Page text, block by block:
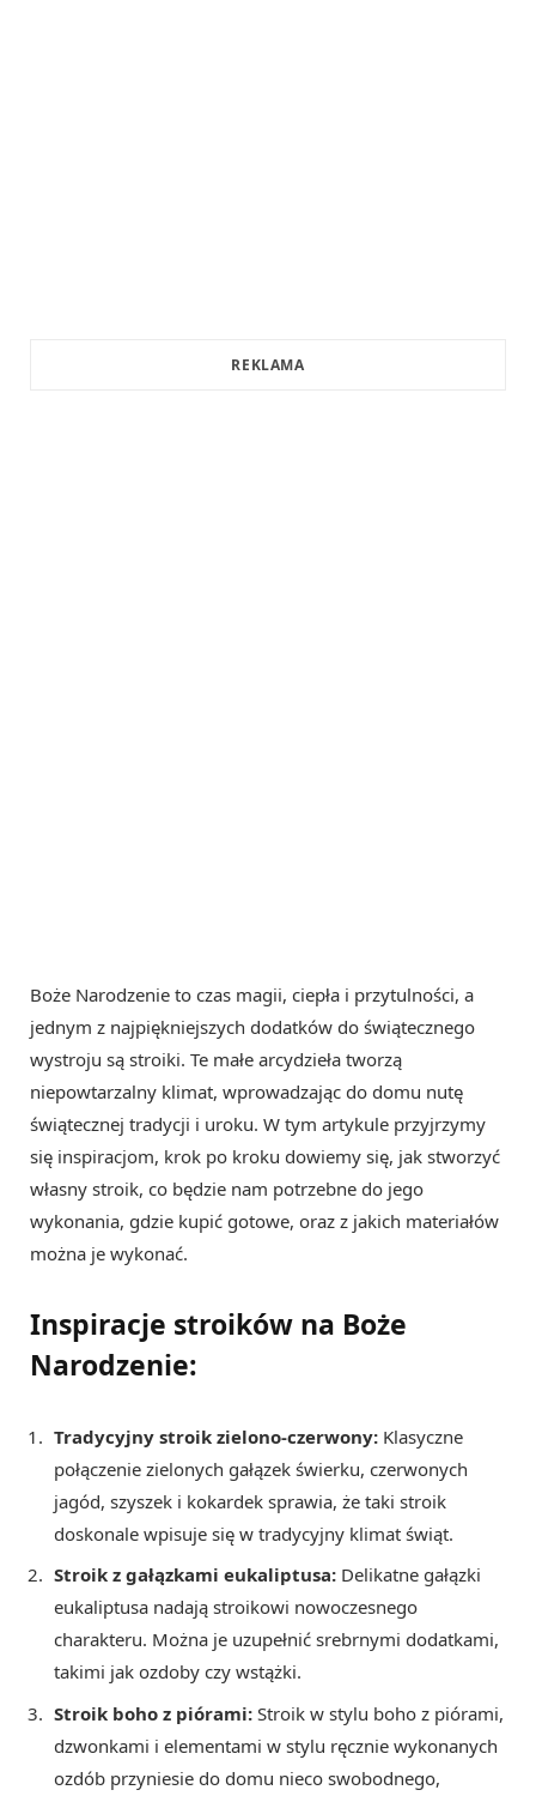
REKLAMA
Boże Narodzenie to czas magii, ciepła i przytulności, a
jednym z najpiękniejszych dodatków do świątecznego
wystroju są stroiki. Te małe arcydzieła tworzą
niepowtarzalny klimat, wprowadzając do domu nutę
świątecznej tradycji i uroku. W tym artykule przyjrzymy
się inspiracjom, krok po kroku dowiemy się, jak stworzyć
własny stroik, co będzie nam potrzebne do jego
wykonania, gdzie kupić gotowe, oraz z jakich materiałów
można je wykonać.
Inspiracje stroików na Boże
Narodzenie:
Tradycyjny stroik zielono-czerwony: Klasyczne
połączenie zielonych gałązek świerku, czerwonych
jagód, szyszek i kokardek sprawia, że taki stroik
doskonale wpisuje się w tradycyjny klimat świąt.
Stroik z gałązkami eukaliptusa: Delikatne gałązki
eukaliptusa nadają stroikowi nowoczesnego
charakteru. Można je uzupełnić srebrnymi dodatkami,
takimi jak ozdoby czy wstążki.
Stroik boho z piórami: Stroik w stylu boho z piórami,
dzwonkami i elementami w stylu ręcznie wykonanych
ozdób przyniesie do domu nieco swobodnego,